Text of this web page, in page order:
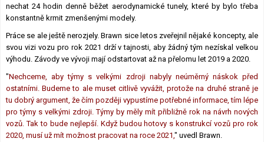
nechat 24 hodin denně běžet aerodynamické tunely, které by bylo třeba
konstantně krmit zmenšenými modely.
Práce se ale ještě nerozjely. Brawn sice letos zveřejnil nějaké koncepty, ale
svou vizi vozu pro rok 2021 drží v tajnosti, aby žádný tým nezískal velkou
výhodu. Závody ve vývoji mají odstartovat až na přelomu let 2019 a 2020.
"Nechceme, aby týmy s velkými zdroji nabyly neúměrný náskok před
ostatními. Budeme to ale muset citlivě vyvážit, protože na druhé straně je
tu dobrý argument, že čím později vypustíme potřebné informace, tím lépe
pro týmy s velkými zdroji. Týmy by měly mít přibližně rok na návrh nových
vozů. Tak to bude nejlepší. Když budou hotovy s konstrukcí vozů pro rok
2020, musí už mít možnost pracovat na roce 2021, " uvedl Brawn.